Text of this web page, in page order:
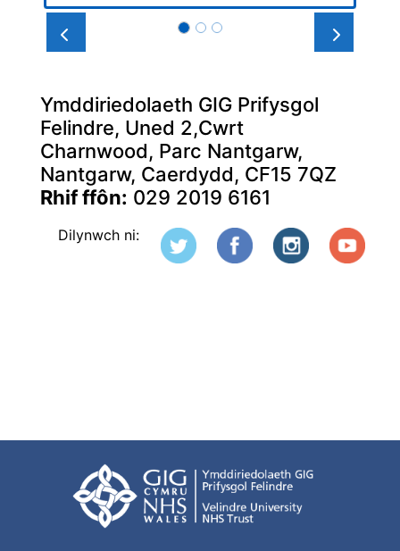
Prev Next
Ymddiriedolaeth GIG Prifysgol
Felindre, Uned 2,Cwrt
Charnwood, Parc Nantgarw,
Nantgarw, Caerdydd, CF15 7QZ
Rhif ffôn: 029 2019 6161
Dilynwch ni: